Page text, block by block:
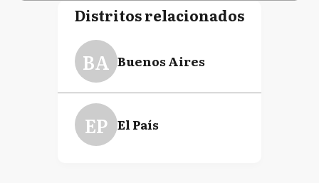
Distritos relacionados
BA Buenos Aires
EP El País